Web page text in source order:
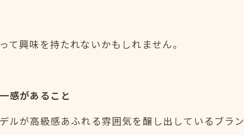
興味を持たれないかもしれません。
感があること
ルが高級感あふれる雰囲気を醸し出しているブラ